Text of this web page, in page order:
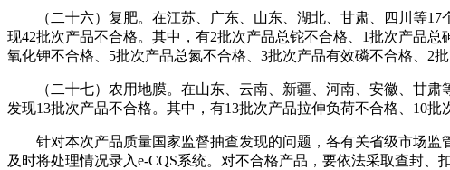
（二十六）复肥。在江苏、广东、山东、湖北、甘肃、四川等17
现42批次产品不合格。其中，有2批次产品总铊不合格、1批次产品
氧化钾不合格、5批次产品总氮不合格、3批次产品有效磷不合格、2
（二十七）农用地膜。在山东、云南、新疆、河南、安徽、甘肃
发现13批次产品不合格。其中，有13批次产品拉伸负荷不合格、10
针对本次产品质量国家监督抽查发现的问题，各有关省级市场监
及时将处理情况录入e-CQS系统。对不合格产品，要依法采取查封